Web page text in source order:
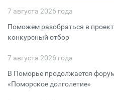
7 августа 2026 года
Поможем разобраться в
конкурсный отбор
7 августа 2026 года
В Поморье продолжается
«Поморское долголетие»